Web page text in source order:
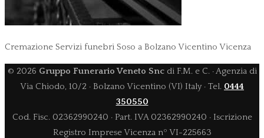
Cremazione Servizi funebri Soso a Bolzano Vicentino Vicenza
© 2026 Gruppo Funerario Veneto Sncdi F.M. e C. · Agenzia di
Via Chiodo, 10/2 · Bolzano Vicentino (VI) Italy · Tel. 0444
350550
Cod. Fisc. 02362990240 · Part. IVA 02362990240 · Iscrizione
Registro Imprese Vicenza nº VI-225663